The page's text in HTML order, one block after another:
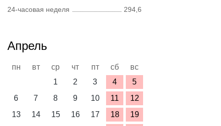
24-часовая неделя
294,6
Апрель
пн вт ср чт пт сб
вс
1
2 3 4
5
6
7 8 9 10 11
12
13
14 15 16 17 18
19